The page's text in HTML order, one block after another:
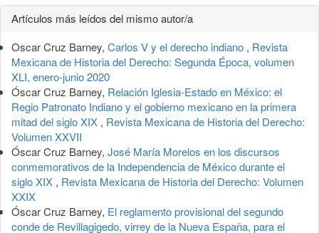
Detalles
del
artículo
Artículos más leídos del mismo autor/a
Oscar Cruz Barney, Carlos V y el derecho indiano , Revista
Mexicana de Historia del Derecho: Segunda Época, volumen
XLI, enero-junio 2020
Óscar Cruz Barney, Relación Iglesia-Estado en México: el
Regio Patronato Indiano y el gobierno mexicano en la primera
mitad del siglo XIX , Revista Mexicana de Historia del Derecho:
Volumen XXVII
Óscar Cruz Barney, José María Morelos en los discursos
conmemorativos de la Independencia de México durante el
siglo XIX , Revista Mexicana de Historia del Derecho: Volumen
XXIX
Óscar Cruz Barney, El reglamento provisional del segundo
conde de Revillagigedo, virrey de la Nueva España, para el